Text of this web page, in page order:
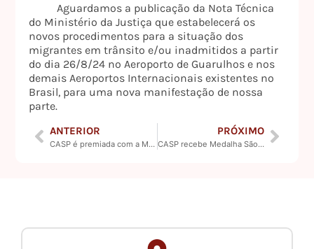
Aguardamos a publicação da Nota Técnica
do Ministério da Justiça que estabelecerá os
novos procedimentos para a situação dos
migrantes em trânsito e/ou inadmitidos a partir
do dia 26/8/24 no Aeroporto de Guarulhos e nos
demais Aeroportos Internacionais existentes no
Brasil, para uma nova manifestação de nossa
parte.
ANTERIOR
CASP é premiada com a Medalha São Paulo Apóstolo 2024
PRÓXIMO
CASP recebe Medalha São Paulo Apóstolo pela 1ª vez